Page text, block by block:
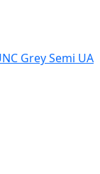
Grey Semi UA